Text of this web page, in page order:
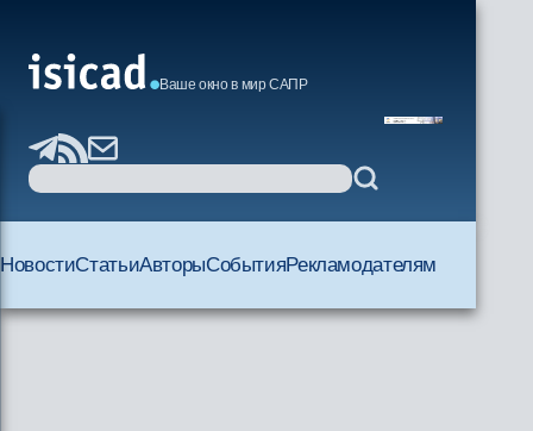
Ваше окно в мир САПР
НовостиСтатьиАвторыСобытияРекламодателям